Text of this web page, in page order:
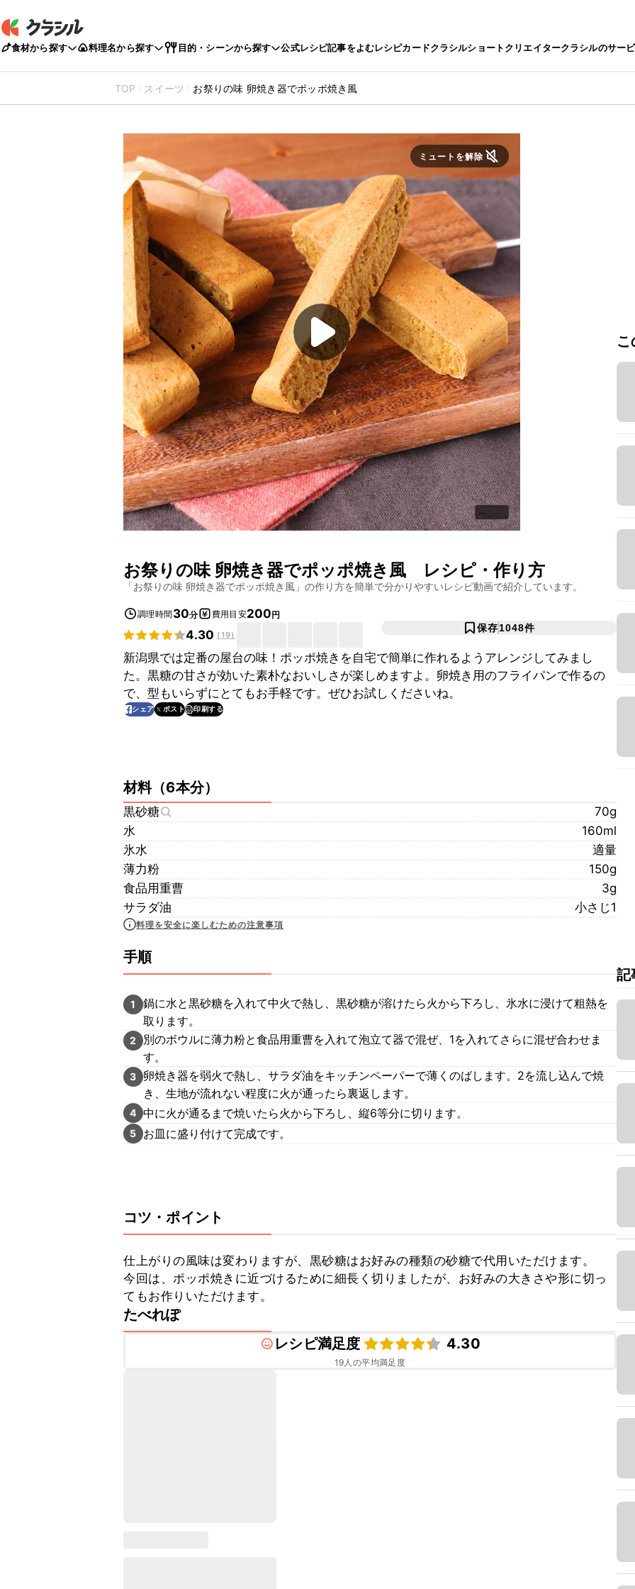
食材から探す 料理名から探す 目的・シーンから探す 公式レシピ記事をよむレシピカードクラシルショートクリエイタークラシルのサー
TOP スイーツ お祭りの味 卵焼き器でポッポ焼き風
ミュートを解除
お祭りの味 卵焼き器でポッポ焼き風 レシピ・作り方
「お祭りの味 卵焼き器でポッポ焼き風 」の作り方を簡単で分かりやすいレシピ動画で紹介しています。
調理時間 30分 費用目安200円
4.30 (19)
保存1048件
新潟県では定番の屋台の味！ポッポ焼きを自宅で簡単に作れるようアレンジしてみまし
た。黒糖の甘さが効いた素朴なおいしさが楽しめますよ。卵焼き用のフライパンで作るの
で、型もいらずにとてもお手軽です。ぜひお試しくださいね。
シェア ポスト 印刷する
材料（6本分）
黒砂糖
70g
水
160ml
氷水
適量
薄力粉
150g
食品用重曹
3g
サラダ油
小さじ1
料理を安全に楽しむための注意事項
手順
1
鍋に水と黒砂糖を入れて中火で熱し、黒砂糖が溶けたら火から下ろし、氷水に浸けて粗熱を
取ります。
2
別のボウルに薄力粉と食品用重曹を入れて泡立て器で混ぜ、1を入れてさらに混ぜ合わせま
す。
3
卵焼き器を弱火で熱し、サラダ油をキッチンペーパーで薄くのばします。2を流し込んで焼
き、生地が流れない程度に火が通ったら裏返します。
4 中に火が通るまで焼いたら火から下ろし、縦6等分に切ります。
5 お皿に盛り付けて完成です。
コツ・ポイント
仕上がりの風味は変わりますが、黒砂糖はお好みの種類の砂糖で代用いただけます。
今回は、ポッポ焼きに近づけるために細長く切りましたが、お好みの大きさや形に切っ
てもお作りいただけます。
たべれぽ
レシピ満足度
4.30
19人の平均満足度
記